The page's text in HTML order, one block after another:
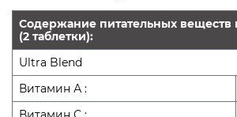
Содержание питательных веществ
(2 таблетки):
Ultra Blend
Витамин А :